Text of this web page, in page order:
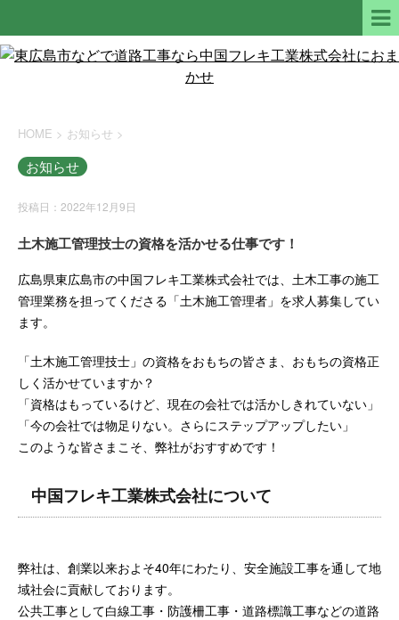
HOME > お知らせ >
お知らせ
投稿日：2022年12月9日
土木施工管理技士の資格を活かせる仕事です！
広島県東広島市の中国フレキ工業株式会社では、土木工事の施工
管理業務を担ってくださる「土木施工管理者」を求人募集してい
ます。
「土木施工管理技士」の資格をおもちの皆さま、おもちの資格正
しく活かせていますか？
「資格はもっているけど、現在の会社では活かしきれていない」
「今の会社では物足りない。さらにステップアップしたい」
このような皆さまこそ、弊社がおすすめです！
中国フレキ工業株式会社について
弊社は、創業以来およそ40年にわたり、安全施設工事を通して地
域社会に貢献しております。
公共工事として白線工事・防護柵工事・道路標識工事などの道路